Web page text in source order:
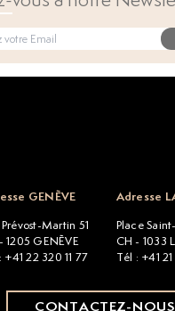
GENÈVE
Martin 51
1205 GENÈVE
+41 22 320 11 77
Adresse
Place
CH - 1033
Tél : +41 21
CONTACTEZ-NOUS